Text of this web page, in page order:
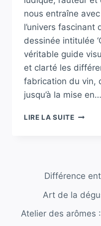
nous entraîne
l’univers fascinant
dessinée intitulée
véritable guide
et clarté les
fabrication du vin,
jusqu’à la mise en…
LIRE LA SUITEEMILIE
MONDE
VIN
À
Différence
Art de la
Atelier des arômes